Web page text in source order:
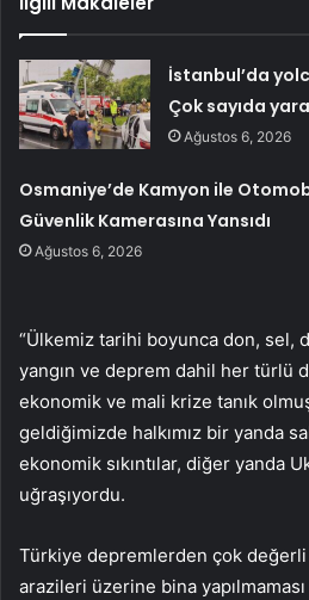
İstanbul’da
Çok sayıda
Ağustos 6, 2026
Osmaniye’de Kamyon ile
Güvenlik Kamerasına Yansıdı
Ağustos 6, 2026
“Ülkemiz tarihi boyunca don, sel,
yangın ve deprem dahil her türlü
ekonomik ve mali krize tanık
geldiğimizde halkımız bir yanda
ekonomik sıkıntılar, diğer yanda
uğraşıyordu.
Türkiye depremlerden çok değerli
arazileri üzerine bina